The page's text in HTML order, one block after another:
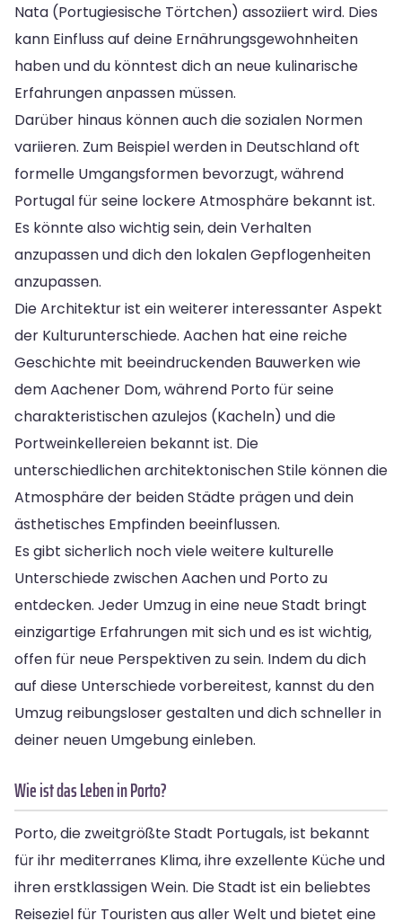
Nata (Portugiesische Törtchen) assoziiert wird. Dies
kann Einfluss auf deine Ernährungsgewohnheiten
haben und du könntest dich an neue kulinarische
Erfahrungen anpassen müssen.
Darüber hinaus können auch die sozialen Normen
variieren. Zum Beispiel werden in Deutschland oft
formelle Umgangsformen bevorzugt, während
Portugal für seine lockere Atmosphäre bekannt ist.
Es könnte also wichtig sein, dein Verhalten
anzupassen und dich den lokalen Gepflogenheiten
anzupassen.
Die Architektur ist ein weiterer interessanter Aspekt
der Kulturunterschiede. Aachen hat eine reiche
Geschichte mit beeindruckenden Bauwerken wie
dem Aachener Dom, während Porto für seine
charakteristischen azulejos (Kacheln) und die
Portweinkellereien bekannt ist. Die
unterschiedlichen architektonischen Stile können die
Atmosphäre der beiden Städte prägen und dein
ästhetisches Empfinden beeinflussen.
Es gibt sicherlich noch viele weitere kulturelle
Unterschiede zwischen Aachen und Porto zu
entdecken. Jeder Umzug in eine neue Stadt bringt
einzigartige Erfahrungen mit sich und es ist wichtig,
offen für neue Perspektiven zu sein. Indem du dich
auf diese Unterschiede vorbereitest, kannst du den
Umzug reibungsloser gestalten und dich schneller in
deiner neuen Umgebung einleben.
Wie ist das Leben in Porto?
Porto, die zweitgrößte Stadt Portugals, ist bekannt
für ihr mediterranes Klima, ihre exzellente Küche und
ihren erstklassigen Wein. Die Stadt ist ein beliebtes
Reiseziel für Touristen aus aller Welt und bietet eine